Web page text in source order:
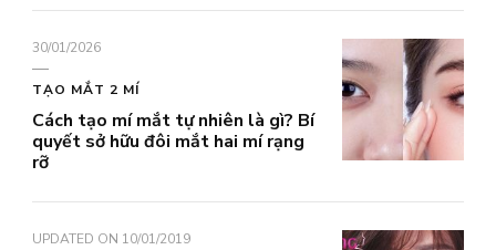
30/01/2026
TẠO MẮT 2 MÍ
Cách tạo mí mắt tự nhiên là gì? Bí
quyết sở hữu đôi mắt hai mí rạng
rỡ
UPDATED ON 10/01/2019